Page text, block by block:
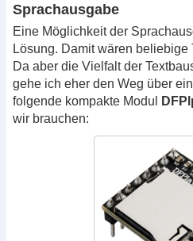
Sprachausgabe
Eine Möglichkeit der
Lösung. Damit wären beliebige
Da aber die Vielfalt der
gehe ich eher den Weg über
folgende kompakte Modul
wir brauchen: